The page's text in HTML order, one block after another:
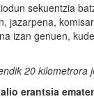
sekuentzia
jazarpena,
izan genuen,
20 kilometrora
erantsia